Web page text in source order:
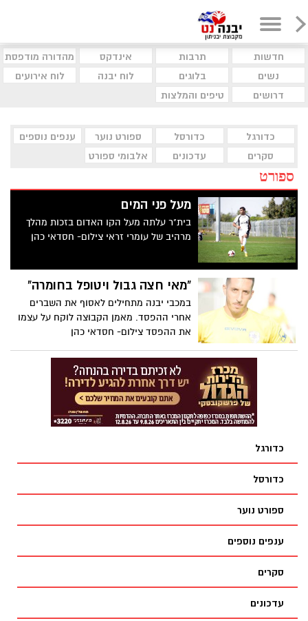
חדשות תרבות אינדקס
מהדורה מודפסת
נשים
בלוגים לוח יבנה
לוח אירועים
דרושים
טיפים והמלצות
כדורגל כדורסל ספורט נוער
ענפים נוספים
סקרים
עדכונים אלבומי ספורט
ספורט
מעל פני המים
בית"ר עלתה מעל הקו האדום בזכות מהלך
מרהיב של עומרי זראי צילום- חסדאי כהן
"מאי חצה גבול ויטופל בחומרה"
במכבי יבנה מתחילים לאסוף את השברים
אחרי ההפסד. מאמן הקבוצה לוקח על עצמו
את ההפסד צילום- חסדאי כהן
כדורגל
כדורסל
ספורט נוער
ענפים נוספים
סקרים
עדכונים